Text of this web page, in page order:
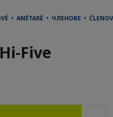
• ANËTARË • ЧЛЕНОВЕ •
Five